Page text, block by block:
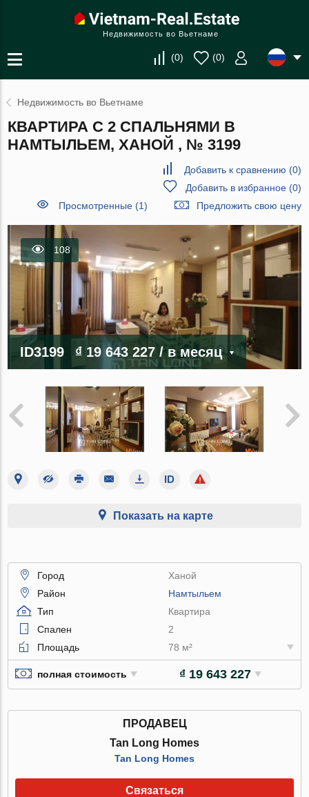
Недвижимость во Вьетнаме
(0) (0)
Недвижимость во Вьетнаме
КВАРТИРА С 2 СПАЛЬНЯМИ В
НАМТЫЛЬЕМ, ХАНОЙ , № 3199
Добавить к сравнению (0)
Добавить в избранное(0)
Просмотренные (1)
Предложить свою цену
108
ID3199 ₫ 19 643 227/ в месяц
Показать на карте
Город
Ханой
Район
Намтыльем
Тип
Квартира
Спален
2
Площадь
78 м²
полная стоимость ₫ 19 643 227
ПРОДАВЕЦ
Tan Long Homes
Tan Long Homes
Связаться